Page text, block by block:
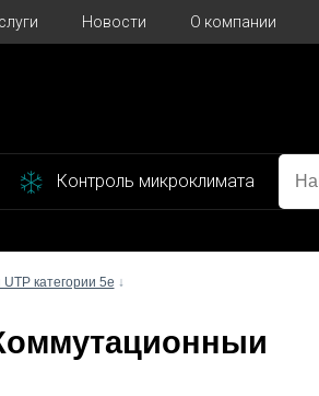
Новости О компании
Контроль микроклимата
категории 5e ↓